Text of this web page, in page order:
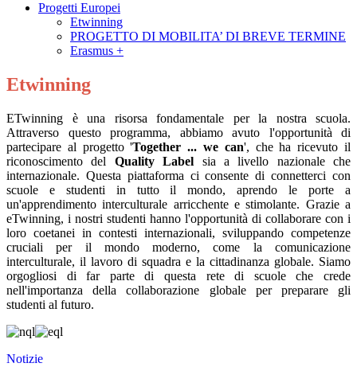
Progetti Europei
Etwinning
PROGETTO DI MOBILITA’ DI BREVE TERMINE
Erasmus +
Etwinning
ETwinning è una risorsa fondamentale per la nostra scuola.
Attraverso questo programma, abbiamo avuto l'opportunità di
partecipare al progetto 'Together ... we can', che ha ricevuto il
riconoscimento del Quality Label sia a livello nazionale che
internazionale. Questa piattaforma ci consente di connetterci con
scuole e studenti in tutto il mondo, aprendo le porte a
un'apprendimento interculturale arricchente e stimolante. Grazie a
eTwinning, i nostri studenti hanno l'opportunità di collaborare con i
loro coetanei in contesti internazionali, sviluppando competenze
cruciali per il mondo moderno, come la comunicazione
interculturale, il lavoro di squadra e la cittadinanza globale. Siamo
orgogliosi di far parte di questa rete di scuole che crede
nell'importanza della collaborazione globale per preparare gli
studenti al futuro.
Notizie